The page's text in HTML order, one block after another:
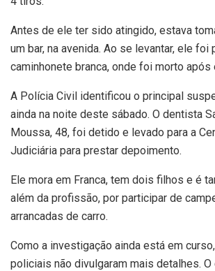
Antes de ele ter sido atingido, estava
um bar, na avenida. Ao se levantar, ele foi
caminhonete branca, onde foi morto após
A Polícia Civil identificou o principal
ainda na noite deste sábado. O dentista
Moussa, 48, foi detido e levado para a
Judiciária para prestar depoimento.
Ele mora em Franca, tem dois filhos e é
além da profissão, por participar de
arrancadas de carro.
Como a investigação ainda está em
policiais não divulgaram mais detalhes.